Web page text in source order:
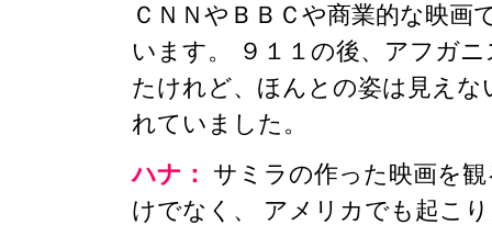
ＣＮＮやＢＢＣや商業的な映
います。 ９１１の後、アフガ
たけれど、ほんとの姿は見え
れていました。
ハナ： サミラの作った映画を
けでなく、 アメリカでも起こ